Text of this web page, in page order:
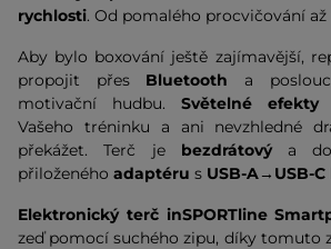
rychlosti. Od pomalého procvičování
Aby bylo boxování ještě zajímavější,
propojit přes Bluetooth a
motivační hudbu. Světelné efekty
Vašeho tréninku a ani nevzhledné
překážet. Terč je bezdrátovýa
přiloženého adaptéru s USB-A→USB-
Elektronický terč inSPORTline
zeď pomocí suchého zipu, díky tomuto